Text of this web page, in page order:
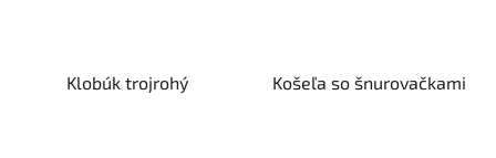
Klobúk trojrohý Košeľa so šnurovačkami